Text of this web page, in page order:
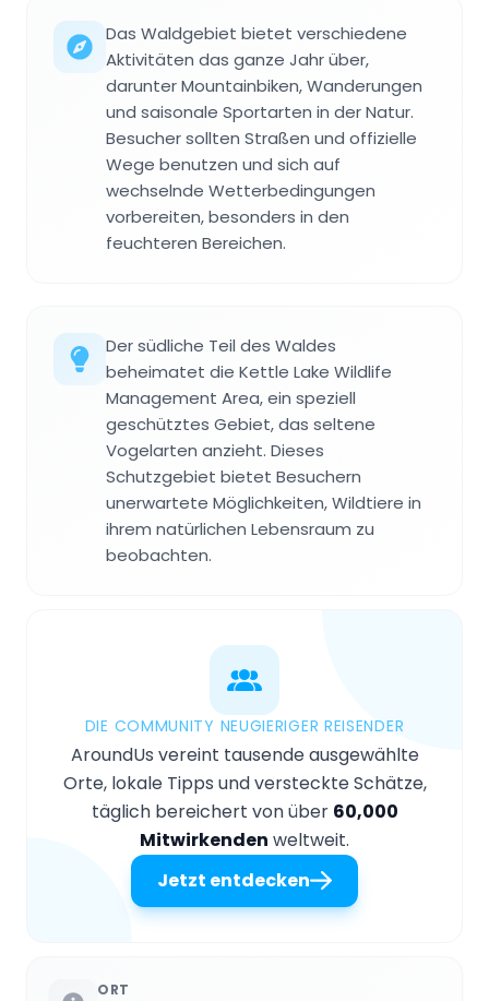
Das Waldgebiet bietet verschiedene
Aktivitäten das ganze Jahr über,
darunter Mountainbiken, Wanderungen
und saisonale Sportarten in der Natur.
Besucher sollten Straßen und offizielle
Wege benutzen und sich auf
wechselnde Wetterbedingungen
vorbereiten, besonders in den
feuchteren Bereichen.
Der südliche Teil des Waldes
beheimatet die Kettle Lake Wildlife
Management Area, ein speziell
geschütztes Gebiet, das seltene
Vogelarten anzieht. Dieses
Schutzgebiet bietet Besuchern
unerwartete Möglichkeiten, Wildtiere in
ihrem natürlichen Lebensraum zu
beobachten.
DIE COMMUNITY NEUGIERIGER REISENDER
AroundUs vereint tausende ausgewählte
Orte, lokale Tipps und versteckte Schätze,
täglich bereichert von über 60,000
Mitwirkenden weltweit.
Jetzt entdecken
ORT